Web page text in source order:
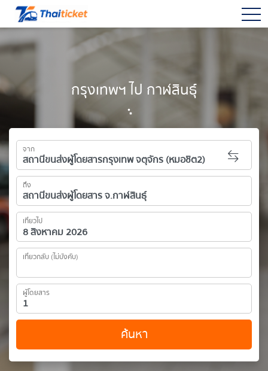
กรุงเทพฯ ไป กาฬสินธุ์
จาก
ถึง
เที่ยวไป
เที่ยวกลับ (ไม่บังคับ)
ผู้โดยสาร
ค้นหา